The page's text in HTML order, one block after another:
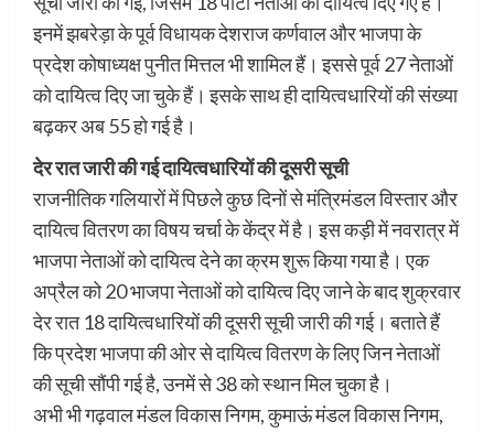
इनमें झबरेड़ा के पूर्व विधायक देशराज कर्णवाल और भाजपा के
प्रदेश कोषाध्यक्ष पुनीत मित्तल भी शामिल हैं। इससे पूर्व 27 नेताओं
को दायित्व दिए जा चुके हैं। इसके साथ ही दायित्वधारियों की संख्या
बढ़कर अब 55 हो गई है।
देर रात जारी की गई दायित्वधारियों की दूसरी सूची
राजनीतिक गलियारों में पिछले कुछ दिनों से मंत्रिमंडल विस्तार और
दायित्व वितरण का विषय चर्चा के केंद्र में है। इस कड़ी में नवरात्र में
भाजपा नेताओं को दायित्व देने का क्रम शुरू किया गया है। एक
अप्रैल को 20 भाजपा नेताओं को दायित्व दिए जाने के बाद शुक्रवार
देर रात 18 दायित्वधारियों की दूसरी सूची जारी की गई। बताते हैं
कि प्रदेश भाजपा की ओर से दायित्व वितरण के लिए जिन नेताओं
की सूची सौंपी गई है, उनमें से 38 को स्थान मिल चुका है।
अभी भी गढ़वाल मंडल विकास निगम, कुमाऊं मंडल विकास निगम,